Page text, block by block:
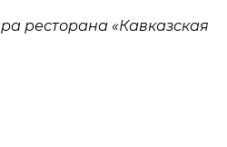
ресторана «Кавказская